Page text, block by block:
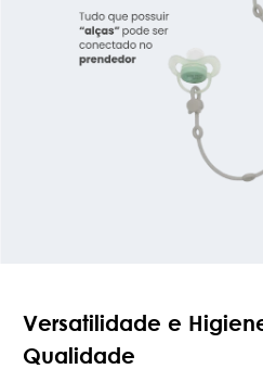
Versatilidade e
Qualidade